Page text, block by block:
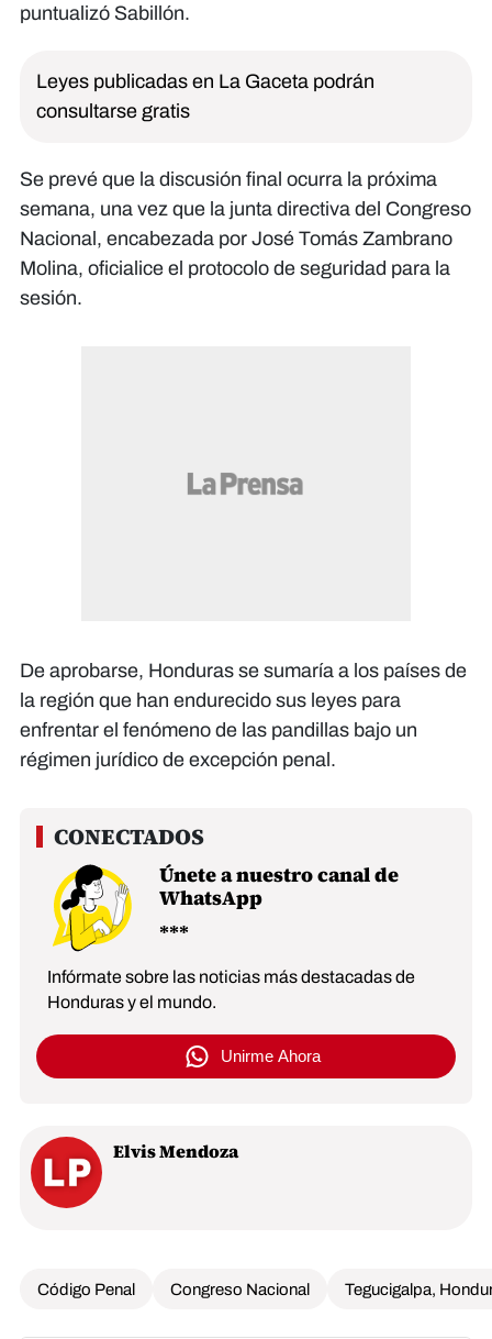
puntualizó Sabillón.
Leyes publicadas en La Gaceta podrán
consultarse gratis
Se prevé que la discusión final ocurra la próxima
semana, una vez que la junta directiva del Congreso
Nacional, encabezada por José Tomás Zambrano
Molina, oficialice el protocolo de seguridad para la
sesión.
De aprobarse, Honduras se sumaría a los países de
la región que han endurecido sus leyes para
enfrentar el fenómeno de las pandillas bajo un
régimen jurídico de excepción penal.
Únete a nuestro canal de
WhatsApp
Infórmate sobre las noticias más destacadas de
Honduras y el mundo.
Unirme Ahora
Elvis Mendoza
Código Penal Congreso Nacional Tegucigalpa,